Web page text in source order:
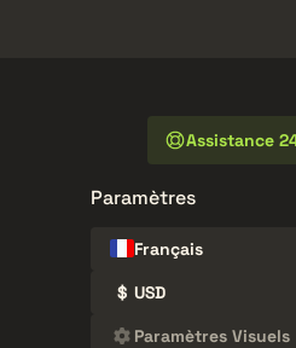
Assistance
Paramètres
Français
$ USD
Paramètres Visuels